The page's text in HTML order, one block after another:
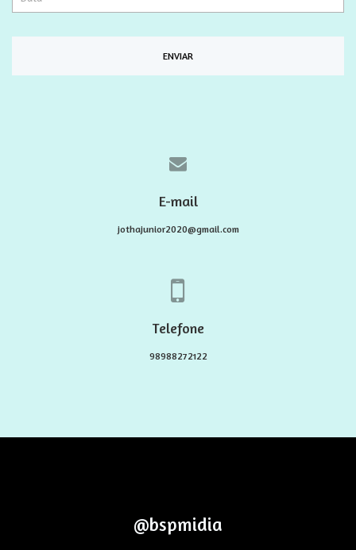
ENVIAR
E-mail
jothajunior2020@gmail.com
Telefone
98988272122
@bspmidia